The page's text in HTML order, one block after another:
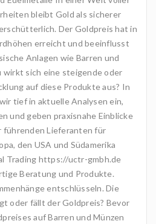
bleibt Gold als sicherer
Der Goldpreis hat in
erreicht und beeinflusst
Anlagen wie Barren und
wirkt sich eine steigende oder
auf diese Produkte aus? In
tief in aktuelle Analysen ein,
und geben praxisnahe Einblicke
führenden Lieferanten für
den USA und Südamerika
Trading https://uctr-gmbh.de
Beratung und Produkte.
entschlüsseln. Die
oder fällt der Goldpreis? Bevor
auf Barren und Münzen